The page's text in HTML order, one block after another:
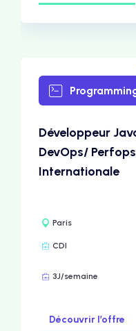
Développeur
DevOps/
Internationale
Paris
CDI
3J/semaine
Découvrir l’offre